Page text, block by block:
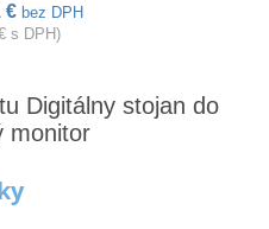
€ bez DPH
s DPH)
Digitálny stojan do
monitor